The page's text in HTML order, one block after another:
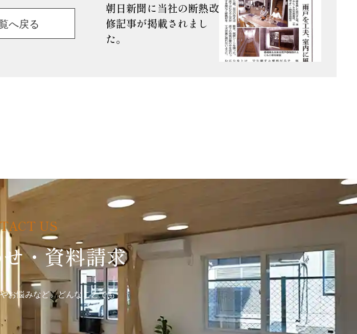
朝日新聞に当社の断熱改
修記事が掲載されまし
た。
へ戻る
・資料請求
お悩みなど、どんなことでも